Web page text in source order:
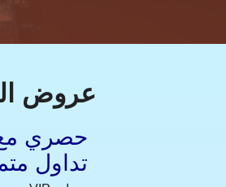
عروض
تداول